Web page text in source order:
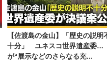
【佐渡島の金山】「歴史の説明
十分」 ユネスコ世界遺産委
が“展示などのさらなる充...